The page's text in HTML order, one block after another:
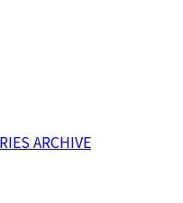
ARCHIVE